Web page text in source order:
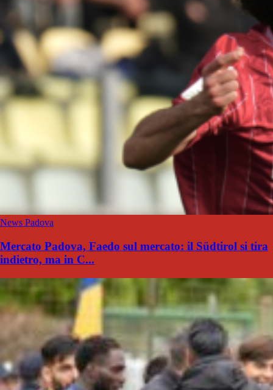
News Padova
Mercato Padova, Faedo sul mercato: il Südtirol si tira
indietro, ma in C...